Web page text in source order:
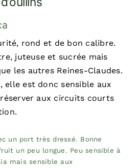
rond et de bon calibre.
juteuse et sucrée mais
les autres Reines-Claudes.
elle est donc sensible aux
aux circuits courts
un port très dressé. Bonne
un peu longue. Peu sensible à
mais sensible aux